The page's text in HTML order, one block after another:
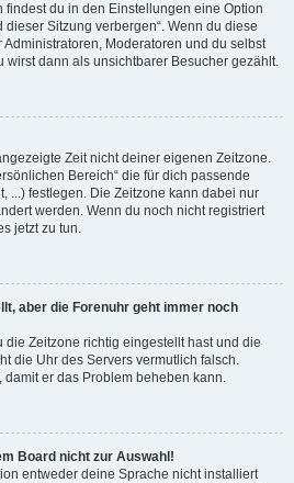
findest du in den Einstellungen eine Option
Sitzung verbergen“. Wenn du diese
Moderatoren und du selbst
wirst dann als unsichtbarer Besucher gezählt.
Zeit nicht deiner eigenen Zeitzone.
Bereich“ die für dich passende
...) festlegen. Die Zeitzone kann dabei nur
werden. Wenn du noch nicht registriert
jetzt zu tun.
aber die Forenuhr geht immer noch
die Zeitzone richtig eingestellt hast und die
die Uhr des Servers vermutlich falsch.
damit er das Problem beheben kann.
Board nicht zur Auswahl!
entweder deine Sprache nicht installiert